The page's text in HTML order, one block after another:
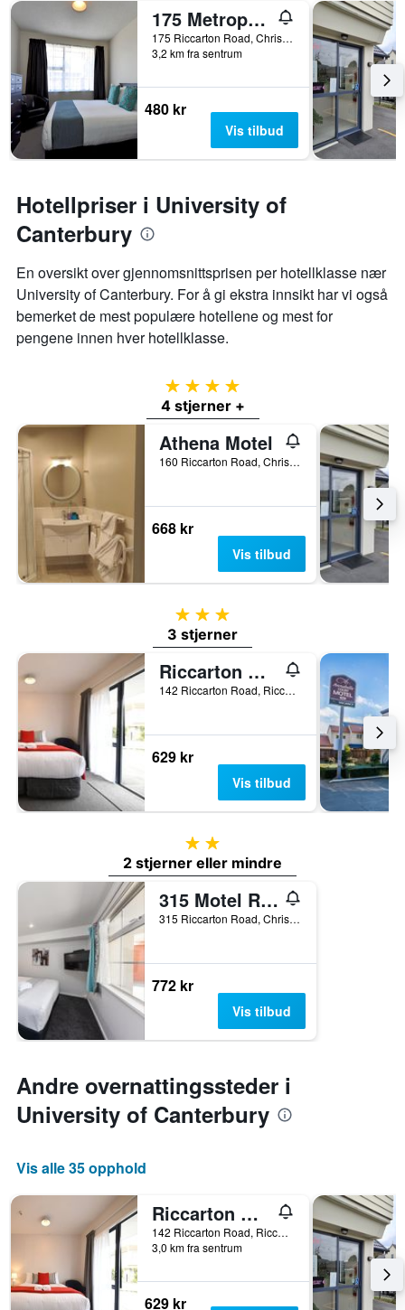
175 Metropolitan Executive Motel on Riccarton
175 Riccarton Road, Christchurch, New Zealand
3,2 km fra sentrum
480 kr
Vis tilbud
Hotellpriser i University of
Canterbury
En oversikt over gjennomsnittsprisen per hotellklasse nær
University of Canterbury. For å gi ekstra innsikt har vi også
bemerket de mest populære hotellene og mest for
pengene innen hver hotellklasse.
4 stjerner
4 stjerner +
Athena Motel
160 Riccarton Road, Christchurch, New Zealand
668 kr
Vis tilbud
3 stjerner
3 stjerner
Riccarton Mall Motel
142 Riccarton Road, Riccarton, Christchurch, New Zealand
629 kr
Vis tilbud
2 stjerner
2 stjerner eller mindre
315 Motel Riccarton
315 Riccarton Road, Christchurch, New Zealand
772 kr
Vis tilbud
Andre overnattingssteder i
University of Canterbury
Vis alle 35 opphold
Riccarton Mall Motel
142 Riccarton Road, Riccarton, Christchurch, New Zealand
3,0 km fra sentrum
629 kr